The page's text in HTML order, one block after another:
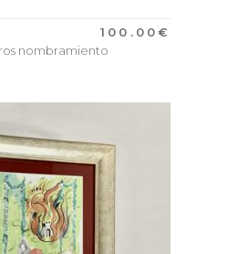
100.00€
nombramiento